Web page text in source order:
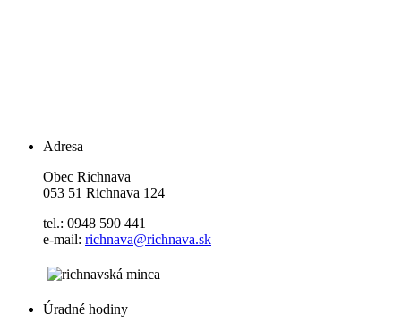
Adresa
Obec Richnava
053 51 Richnava 124
tel.: 0948 590 441
e-mail: richnava@richnava.sk
Úradné hodiny